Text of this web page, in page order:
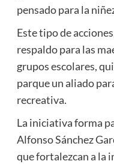
pensado para la
Este tipo de
respaldo para las
grupos escolares,
parque un aliado
recreativa.
La iniciativa forma
Alfonso Sánchez
que fortalezcan a la